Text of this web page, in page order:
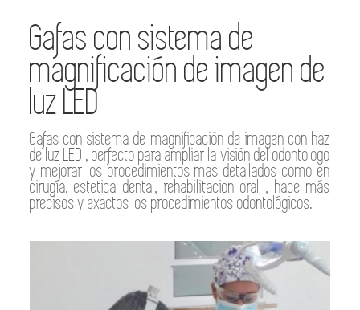
Gafas con sistema de
magnificación de imagen de
luz LED
Gafas con sistema de magnificación de imagen con haz
de luz LED , perfecto para ampliar la visión del odontologo
y mejorar los procedimientos mas detallados como en
cirugía, estetica dental, rehabilitacion oral , hace más
precisos y exactos los procedimientos odontológicos.